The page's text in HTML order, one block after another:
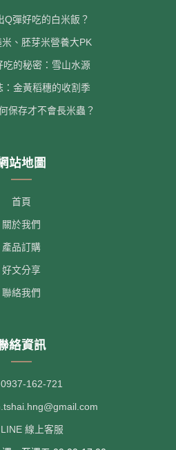
Q彈好吃的白米飯？
、胚芽米營養大PK
吃的秘密：雪山水源
金黃稻穗的收割季
保存才不會長米蟲？
站地圖
首頁
關於我們
產品訂購
好文分享
聯絡我們
絡資訊
0937-162-721
LINE 線上客服